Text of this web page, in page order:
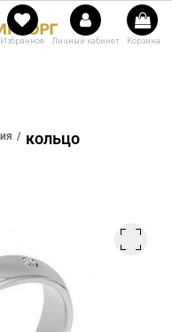
Избранное Личный кабинет Корзина
кольцо